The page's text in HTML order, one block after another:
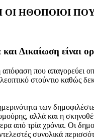
ΟΙ ΗΘΟΠΟΙΟΙ
Δικαίωση είναι
απόφαση που απαγορεύει
στούντιο καθώς
των
αλλά και η
από τρία χρόνια. Οι
συνολικά